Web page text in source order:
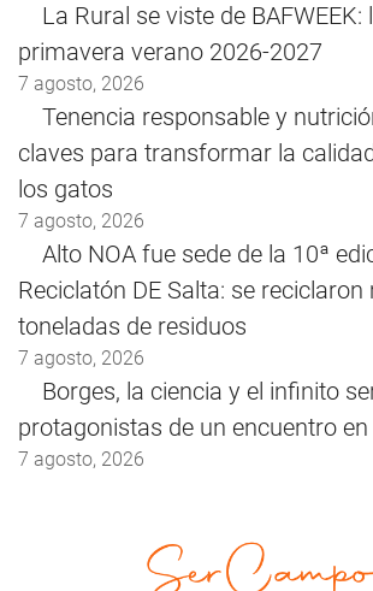
La Rural se viste de BAFWEEK:
primavera verano 2026-2027
7 agosto, 2026
Tenencia responsable y
claves para transformar la
los gatos
7 agosto, 2026
Alto NOA fue sede de la 10ª
Reciclatón DE Salta: se reciclaron
toneladas de residuos
7 agosto, 2026
Borges, la ciencia y el infinito
protagonistas de un encuentro
7 agosto, 2026